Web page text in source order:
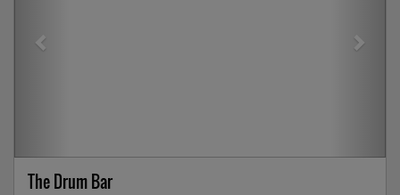
The Drum Bar